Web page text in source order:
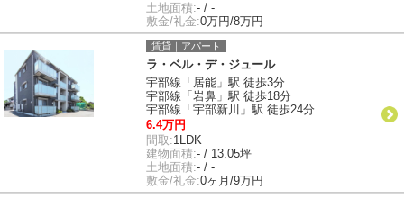
土地面積:- / -
敷金/礼金:0万円/8万円
賃貸｜アパート
ラ・ベル・デ・ジュール
宇部線「居能」駅 徒歩3分
宇部線「岩鼻」駅 徒歩18分
宇部線「宇部新川」駅 徒歩24分
6.4万円
間取:1LDK
建物面積:- / 13.05坪
土地面積:- / -
敷金/礼金:0ヶ月/9万円